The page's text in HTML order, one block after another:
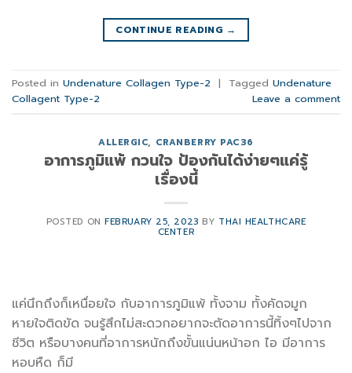
CONTINUE READING →
Posted in Undenature Collagen Type-2 | Tagged Undenature
Collagent Type-2
Leave a comment
ALLERGIC, CRANBERRY PAC36
อาการภูมิแพ้ กวนใจ ป้องกันได้ง่ายๆแค่รู้
เรื่องนี้
POSTED ONFEBRUARY 25, 2023 BY THAI HEALTHCARE
CENTER
แค่นึกถึงก็เหนื่อยใจ กับอาการภูมิแพ้ ทั้งจาม ทั้งคัดจมูก
หายใจติดขัด จนรู้สึกไม่สะดวกอยากจะตัดอาการนี้ทิ้งๆไปจาก
ชีวิต หรือบางคนที่อาการหนักถึงขั้นแน่นหน้าอก ไอ มีอาการ
หอบหืด ก็มี